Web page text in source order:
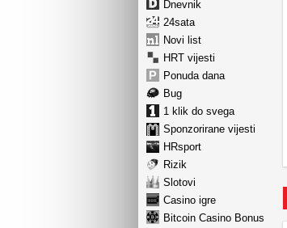
Dnevnik
24sata
Novi list
HRT vijesti
Ponuda dana
Bug
1 klik do svega
Sponzorirane vijesti
HRsport
Rizik
Slotovi
Casino igre
Bitcoin Casino Bonus